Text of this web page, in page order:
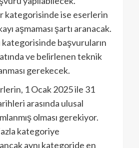
kategorisinde ise eserlerin
aşmaması şartı aranacak.
başvuruların
ve belirlenen teknik
gerekecek.
1 Ocak 2025 ile 31
arasında ulusal
olması gerekiyor.
kategoriye
aynı kategoride en